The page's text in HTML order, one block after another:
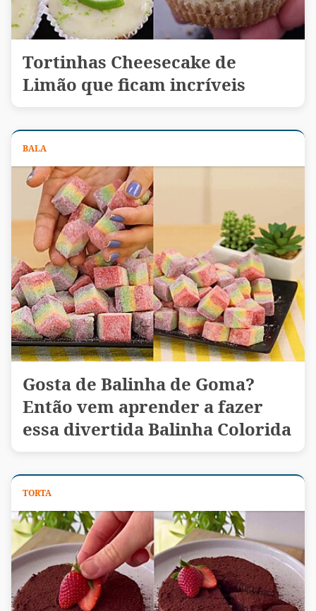
Tortinhas Cheesecake de
Limão que ficam incríveis
BALA
Gosta de Balinha de Goma?
Então vem aprender a fazer
essa divertida Balinha Colorida
TORTA